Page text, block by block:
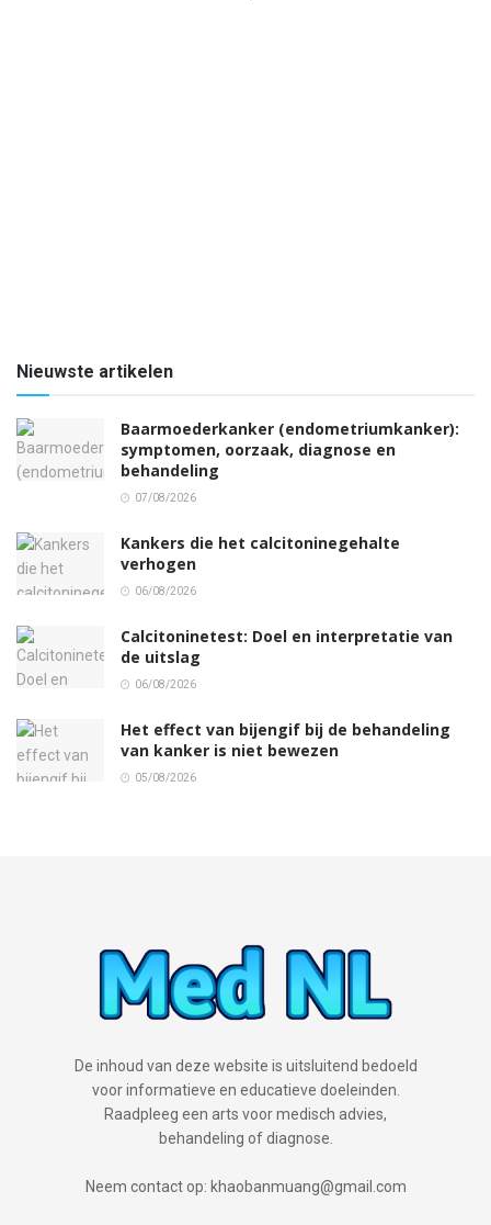
Nieuwste artikelen
Baarmoederkanker (endometriumkanker):
symptomen, oorzaak, diagnose en
behandeling
07/08/2026
Kankers die het calcitoninegehalte
verhogen
06/08/2026
Calcitoninetest: Doel en interpretatie van
de uitslag
06/08/2026
Het effect van bijengif bij de behandeling
van kanker is niet bewezen
05/08/2026
De inhoud van deze website is uitsluitend bedoeld
voor informatieve en educatieve doeleinden.
Raadpleeg een arts voor medisch advies,
behandeling of diagnose.
Neem contact op: khaobanmuang@gmail.com